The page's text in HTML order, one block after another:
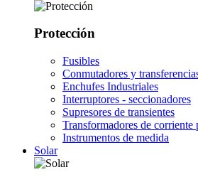
Protección
Fusibles
Conmutadores y
Enchufes Industriales
Interruptores - seccionadores
Supresores de transientes
Transformadores de corriente
Instrumentos de medida
Solar